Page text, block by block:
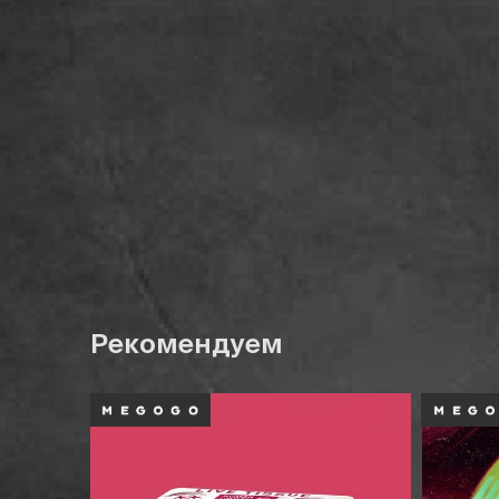
Рекомендуем